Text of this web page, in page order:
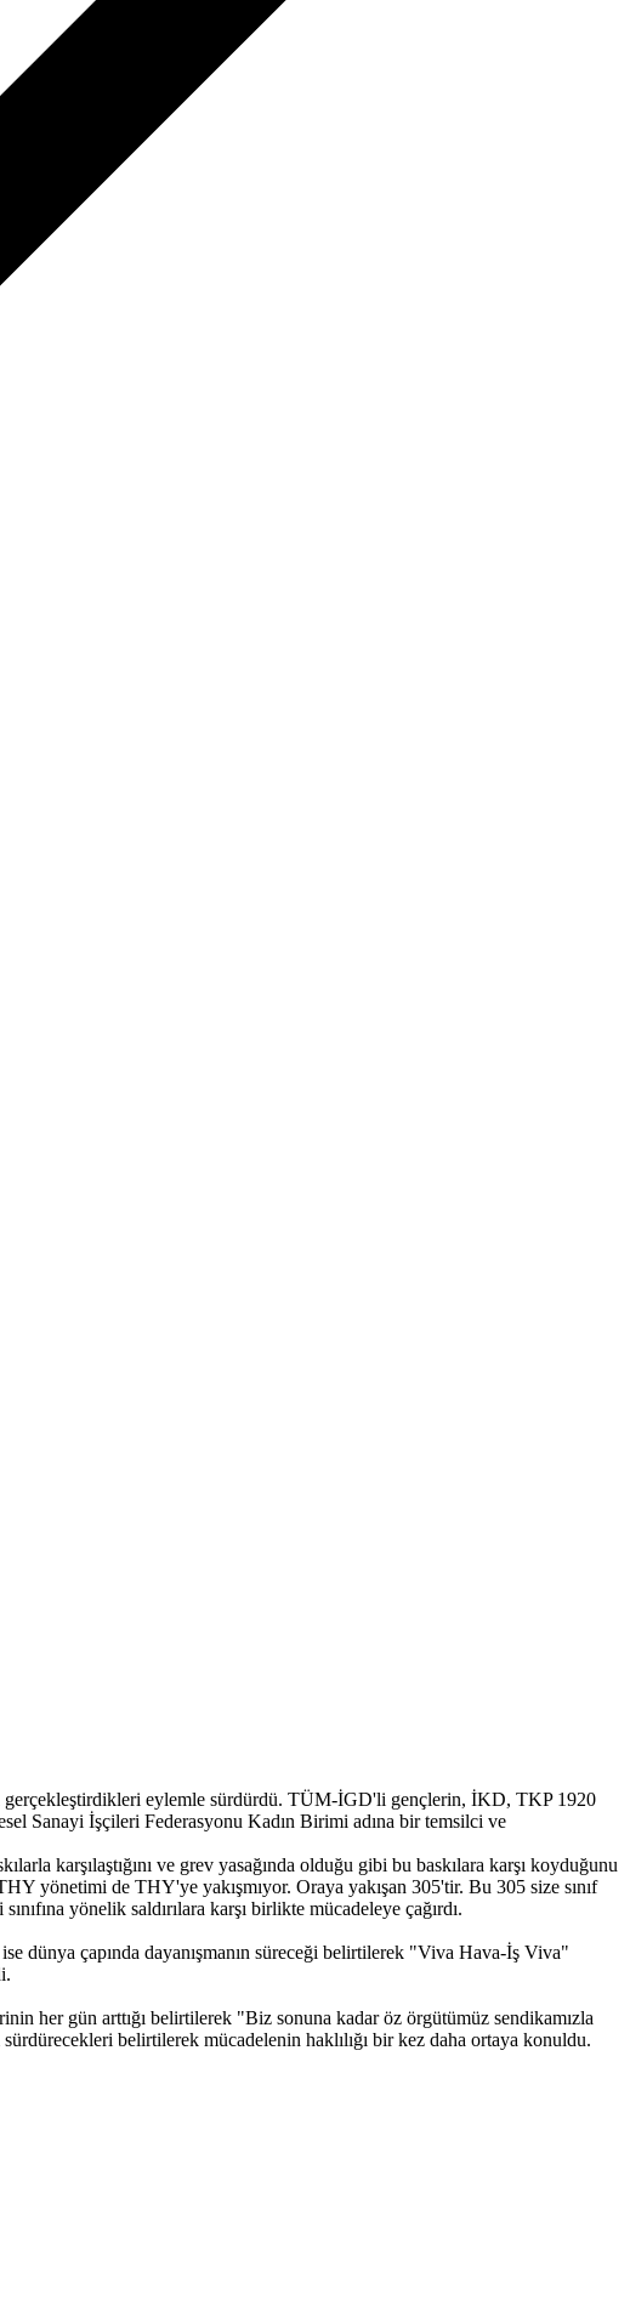
gerçekleştirdikleri eylemle sürdürdü. TÜM-İGD'li gençlerin, İKD, TKP 1920
Sanayi İşçileri Federasyonu Kadın Birimi adına bir temsilci ve
karşılaştığını ve grev yasağında olduğu gibi bu baskılara karşı koyduğunu
yönetimi de THY'ye yakışmıyor. Oraya yakışan 305'tir. Bu 305 size sınıf
yönelik saldırılara karşı birlikte mücadeleye çağırdı.
dünya çapında dayanışmanın süreceği belirtilerek "Viva Hava-İş Viva"
her gün arttığı belirtilerek "Biz sonuna kadar öz örgütümüz sendikamızla
belirtilerek mücadelenin haklılığı bir kez daha ortaya konuldu.